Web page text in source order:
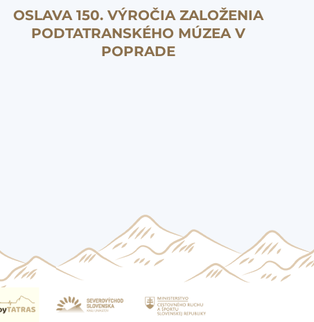
OSLAVA 150. VÝROČIA ZALOŽENIA
PODTATRANSKÉHO MÚZEA V
POPRADE